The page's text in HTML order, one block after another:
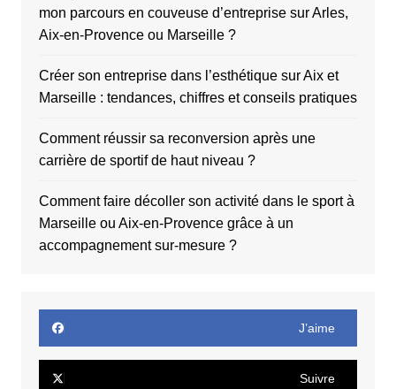
mon parcours en couveuse d’entreprise sur Arles,
Aix-en-Provence ou Marseille ?
Créer son entreprise dans l’esthétique sur Aix et
Marseille : tendances, chiffres et conseils pratiques
Comment réussir sa reconversion après une
carrière de sportif de haut niveau ?
Comment faire décoller son activité dans le sport à
Marseille ou Aix-en-Provence grâce à un
accompagnement sur-mesure ?
J’aime
Suivre